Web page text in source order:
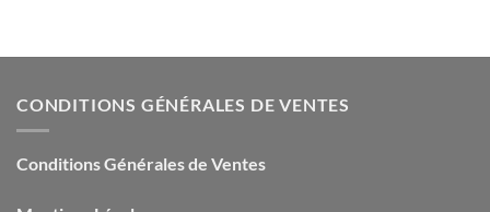
CONDITIONS GÉNÉRALES DE VENTES
Conditions Générales de Ventes